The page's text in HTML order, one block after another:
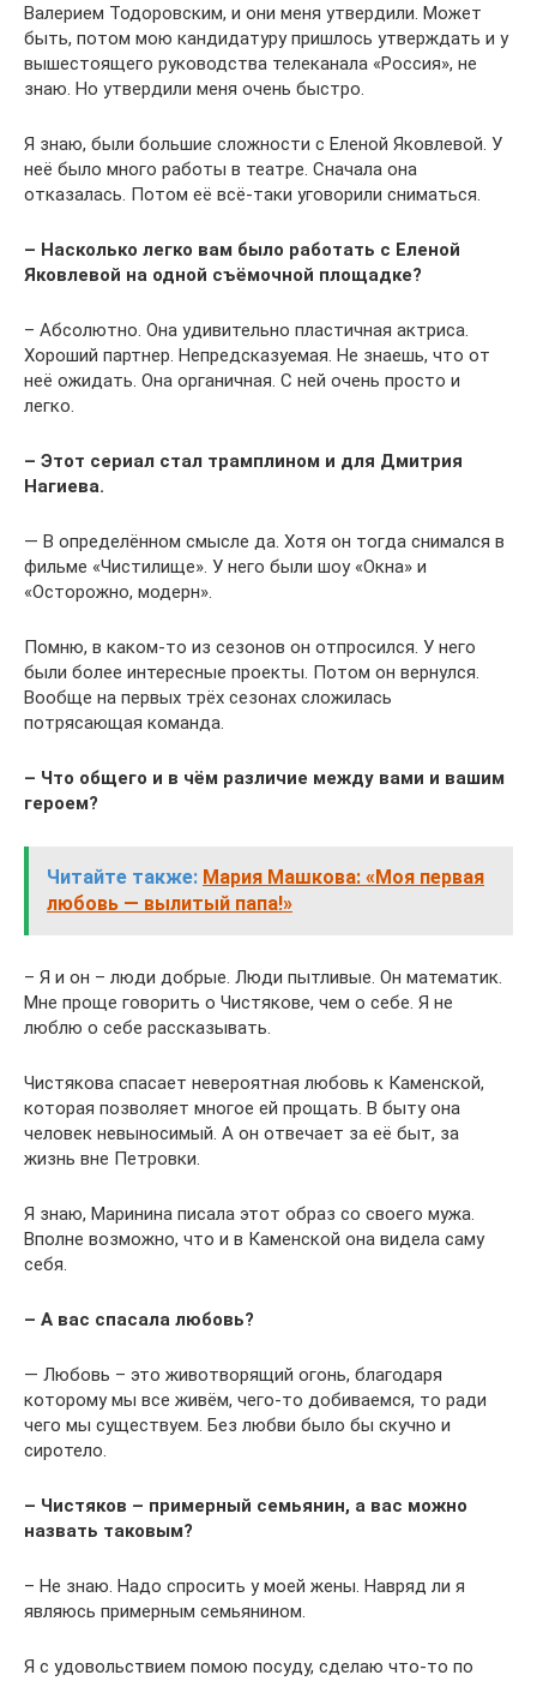
Валерием Тодоровским, и они меня утвердили. Может
быть, потом мою кандидатуру пришлось утверждать и у
вышестоящего руководства телеканала «Россия», не
знаю. Но утвердили меня очень быстро.
Я знаю, были большие сложности с Еленой Яковлевой. У
неё было много работы в театре. Сначала она
отказалась. Потом её всё-таки уговорили сниматься.
– Насколько легко вам было работать с Еленой
Яковлевой на одной съёмочной площадке?
– Абсолютно. Она удивительно пластичная актриса.
Хороший партнер. Непредсказуемая. Не знаешь, что от
неё ожидать. Она органичная. С ней очень просто и
легко.
– Этот сериал стал трамплином и для Дмитрия
Нагиева.
— В определённом смысле да. Хотя он тогда снимался в
фильме «Чистилище». У него были шоу «Окна» и
«Осторожно, модерн».
Помню, в каком-то из сезонов он отпросился. У него
были более интересные проекты. Потом он вернулся.
Вообще на первых трёх сезонах сложилась
потрясающая команда.
– Что общего и в чём различие между вами и вашим
героем?
Читайте также: Мария Машкова: «Моя первая
любовь — вылитый папа!»
– Я и он – люди добрые. Люди пытливые. Он математик.
Мне проще говорить о Чистякове, чем о себе. Я не
люблю о себе рассказывать.
Чистякова спасает невероятная любовь к Каменской,
которая позволяет многое ей прощать. В быту она
человек невыносимый. А он отвечает за её быт, за
жизнь вне Петровки.
Я знаю, Маринина писала этот образ со своего мужа.
Вполне возможно, что и в Каменской она видела саму
себя.
– А вас спасала любовь?
— Любовь – это животворящий огонь, благодаря
которому мы все живём, чего-то добиваемся, то ради
чего мы существуем. Без любви было бы скучно и
сиротело.
– Чистяков – примерный семьянин, а вас можно
назвать таковым?
– Не знаю. Надо спросить у моей жены. Навряд ли я
являюсь примерным семьянином.
Я с удовольствием помою посуду, сделаю что-то по